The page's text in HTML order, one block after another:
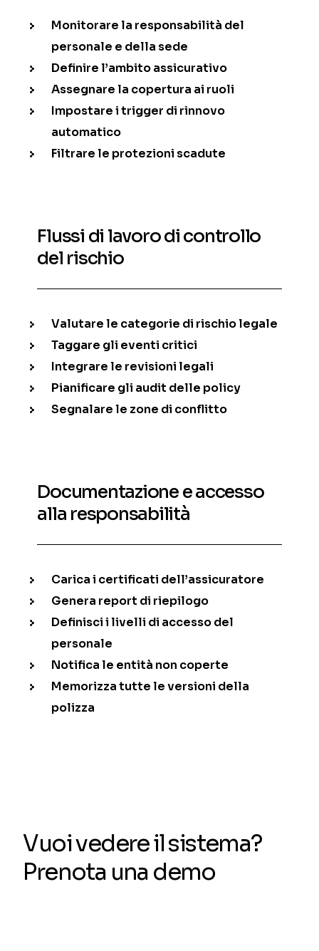
Monitorare la responsabilità del
personale e della sede
Definire l’ambito assicurativo
Assegnare la copertura ai ruoli
Impostare i trigger di rinnovo
automatico
Filtrare le protezioni scadute
Flussi di lavoro di controllo
del rischio
Valutare le categorie di rischio legale
Taggare gli eventi critici
Integrare le revisioni legali
Pianificare gli audit delle policy
Segnalare le zone di conflitto
Documentazione e accesso
alla responsabilità
Carica i certificati dell’assicuratore
Genera report di riepilogo
Definisci i livelli di accesso del
personale
Notifica le entità non coperte
Memorizza tutte le versioni della
polizza
Vuoi vedere il sistema?
Prenota una demo